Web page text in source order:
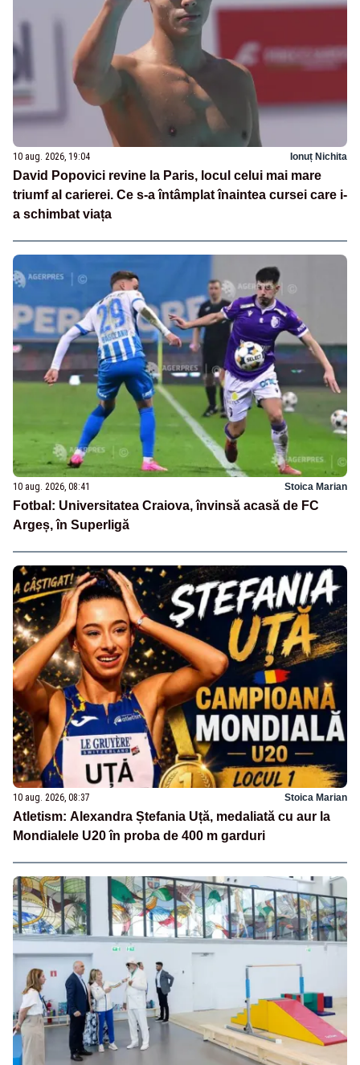
10 aug. 2026, 19:04 Ionuț Nichita
David Popovici revine la Paris, locul celui mai mare
triumf al carierei. Ce s-a întâmplat înaintea cursei care i-
a schimbat viața
10 aug. 2026, 08:41 Stoica Marian
Fotbal: Universitatea Craiova, învinsă acasă de FC
Argeș, în Superligă
10 aug. 2026, 08:37 Stoica Marian
Atletism: Alexandra Ștefania Uță, medaliată cu aur la
Mondialele U20 în proba de 400 m garduri